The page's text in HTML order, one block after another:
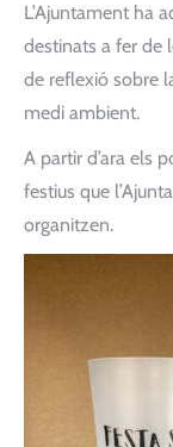
L’Ajuntament ha
destinats a fer de
de reflexió sobre
medi ambient.
A partir d’ara els
festius que
organitzen.